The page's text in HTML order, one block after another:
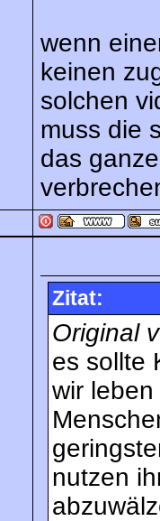
wenn
keinen
solchen
muss die
das
Zitat:
Original
es sollte
wir
nutzen